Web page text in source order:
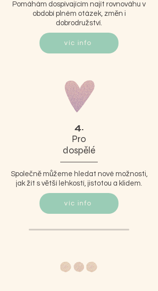
Pomáhám dospívajícím najít rovnováhu v
období plném otázek, změn i
dobrodružství.
víc info
4.
Pro
dospělé
Společně můžeme hledat nové možnosti,
jak žít s větší lehkostí, jistotou a klidem.
víc info